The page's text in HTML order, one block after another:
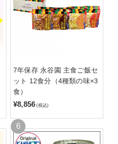
7年保存 永谷園 主食ご飯セ
ット 12食分（4種類の味×3
食）
¥8,856 (税込)